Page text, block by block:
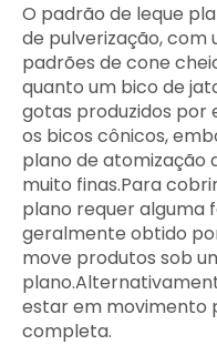
O padrão de leque
de pulverização, com
padrões de cone
quanto um bico de
gotas produzidos por
os bicos cônicos,
plano de atomização
muito finas.Para
plano requer alguma
geralmente obtido
move produtos sob
estar em movimento
completa.